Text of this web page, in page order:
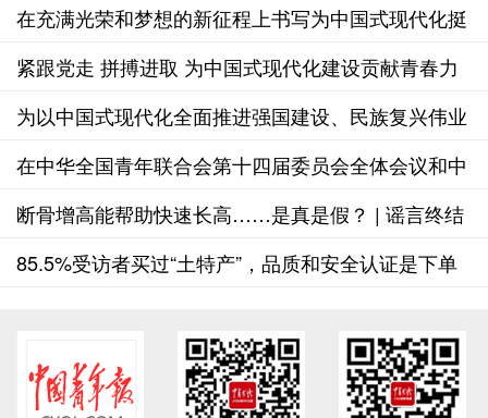
在充满光荣和梦想的新征程上书写为中国式现代化挺
膺担当的青春篇章
紧跟党走 拼搏进取 为中国式现代化建设贡献青春力
量
为以中国式现代化全面推进强国建设、民族复兴伟业
汇聚磅礴青春力量
在中华全国青年联合会第十四届委员会全体会议和中
华全国学生联合会第二十八次代表大会上的致词
断骨增高能帮助快速长高……是真是假？ | 谣言终结
站
85.5%受访者买过“土特产”，品质和安全认证是下单